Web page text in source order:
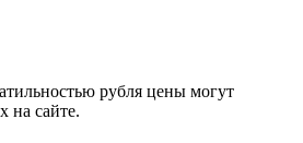
рубля цены могут
на сайте.